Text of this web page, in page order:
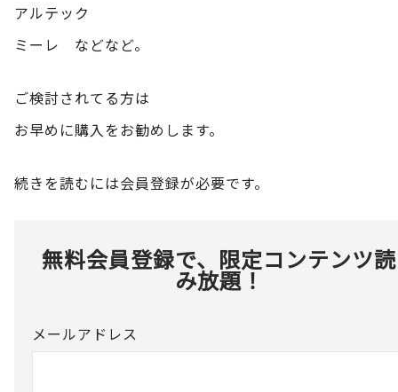
アルテック
ミーレ などなど。
ご検討されてる方は
お早めに購入をお勧めします。
続きを読むには会員登録が必要です。
無料会員登録で、限定コンテンツ読
み放題！
メールアドレス